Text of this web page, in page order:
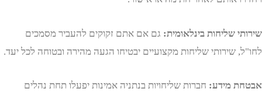
שליחות בינלאומית:גם אם אתם זקוקים להעביר מסמכים
שירותי שליחות מקצועיים יבטיחו הגעה מהירה ובטוחה לכל יעד.
מידע:חברות שליחויות בנתניה אמינות יפעלו תחת נהלים